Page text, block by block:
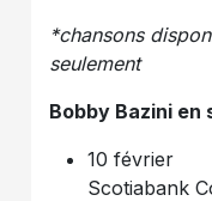
*chansons
seulement
Bobby Bazini en
10 février
Scotiabank